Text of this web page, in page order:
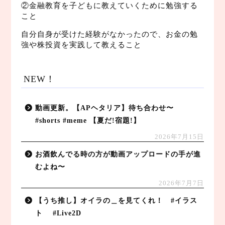
②金融教育を子どもに教えていくために勉強する
こと
自分自身が受けた経験がなかったので、お金の勉
強や株投資を実践して教えること
NEW！
動画更新。【APヘタリア】待ち合わせ〜
#shorts #meme 【夏だ!宿題!】
2026年7月15日
お酒飲んでる時の方が動画アップロードの手が進
むよね〜
2026年7月7日
【うち推し】オイラの＿を見てくれ！ #イラス
ト #Live2D